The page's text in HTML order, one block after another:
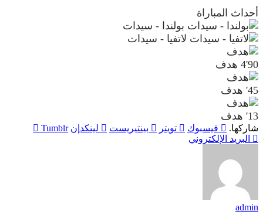
أحداث المباراة
بولندا - سيدات
لاتفيا - سيدات
90'
4 هدف
45' هدف
13' هدف
شاركها. فيسبوك تويتر بينتيريست لينكدإن Tumblr
البريد الإلكتروني
admin